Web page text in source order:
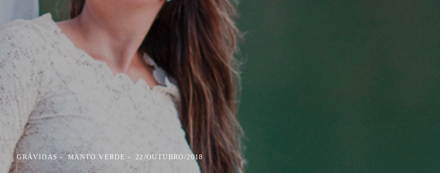
GRÁVIDAS MANTO VERDE 22/OUTUBRO/2018